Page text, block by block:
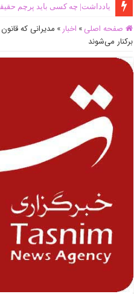
یادداشت| ‌چه کسی باید پرچم
صفحه اصلی » اخبار » مدیرانی که
برکنار می‌شوند